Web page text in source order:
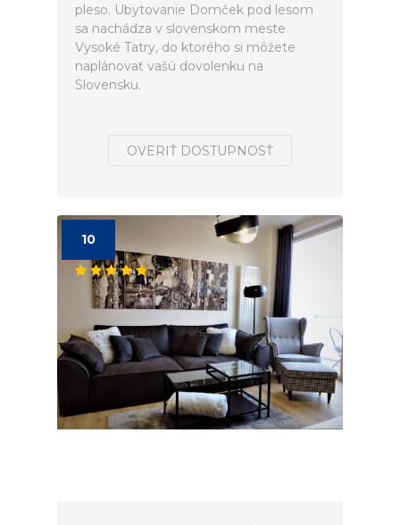
pleso. Ubytovanie Domček pod lesom
sa nachádza v slovenskom meste
Vysoké Tatry, do ktorého si môžete
naplánovať vašú dovolenku na
Slovensku.
OVERIŤ DOSTUPNOSŤ
10